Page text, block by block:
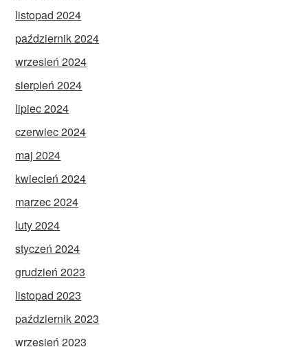
listopad 2024
październik 2024
wrzesień 2024
sierpień 2024
lipiec 2024
czerwiec 2024
maj 2024
kwiecień 2024
marzec 2024
luty 2024
styczeń 2024
grudzień 2023
listopad 2023
październik 2023
wrzesień 2023